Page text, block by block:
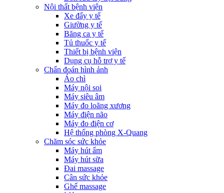
Nội thất bệnh viện
Xe đẩy y tế
Giường y tế
Băng ca y tế
Tủ thuốc y tế
Thiết bị bệnh viện
Dụng cụ hỗ trợ y tế
Chẩn đoán hình ảnh
Áo chì
Máy nội soi
Máy siêu âm
Máy đo loãng xương
Máy điện não
Máy đo điện cơ
Hệ thống phòng X-Quang
Chăm sóc sức khỏe
Máy hút ẩm
Máy hút sữa
Đai massage
Cân sức khỏe
Ghế massage